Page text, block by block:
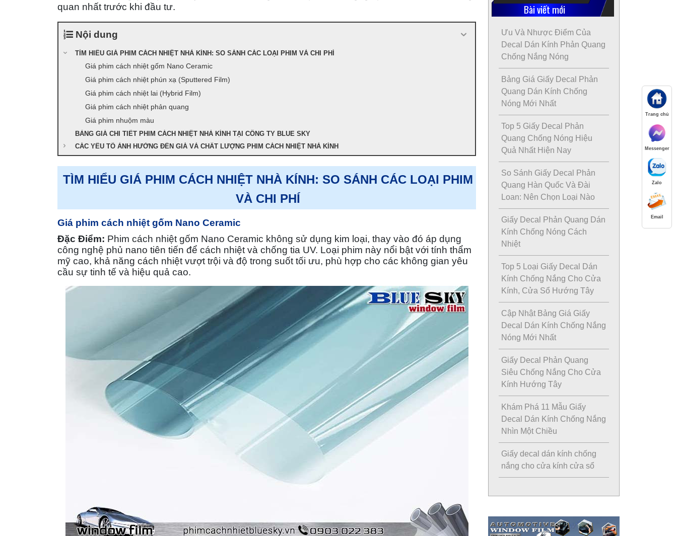
quan nhất trước khi đầu tư.
Nội dung
TÌM HIỂU GIÁ PHIM CÁCH NHIỆT NHÀ KÍNH: SO SÁNH CÁC LOẠI PHIM VÀ CHI PHÍ
Giá phim cách nhiệt gốm Nano Ceramic
Giá phim cách nhiệt phún xạ (Sputtered Film)
Giá phim cách nhiệt lai (Hybrid Film)
Giá phim cách nhiệt phản quang
Giá phim nhuộm màu
BẢNG GIÁ CHI TIẾT PHIM CÁCH NHIỆT NHÀ KÍNH TẠI CÔNG TY BLUE SKY
CÁC YẾU TỐ ẢNH HƯỞNG ĐẾN GIÁ VÀ CHẤT LƯỢNG PHIM CÁCH NHIỆT NHÀ KÍNH
TÌM HIỂU GIÁ PHIM CÁCH NHIỆT NHÀ KÍNH: SO SÁNH CÁC LOẠI PHIM
VÀ CHI PHÍ
Giá phim cách nhiệt gốm Nano Ceramic
Đặc Điểm: Phim cách nhiệt gốm Nano Ceramic không sử dụng kim loại, thay vào đó áp dụng
công nghệ phủ nano tiên tiến để cách nhiệt và chống tia UV. Loại phim này nổi bật với tính thẩm
mỹ cao, khả năng cách nhiệt vượt trội và độ trong suốt tối ưu, phù hợp cho các không gian yêu
cầu sự tinh tế và hiệu quả cao.
Bài viết mới
Ưu Và Nhược Điểm Của
Decal Dán Kính Phản Quang
Chống Nắng Nóng
Bảng Giá Giấy Decal Phản
Quang Dán Kính Chống
Nóng Mới Nhất
Top 5 Giấy Decal Phản
Quang Chống Nóng Hiệu
Quả Nhất Hiện Nay
So Sánh Giấy Decal Phản
Quang Hàn Quốc Và Đài
Loan: Nên Chọn Loại Nào
Giấy Decal Phản Quang Dán
Kính Chống Nóng Cách
Nhiệt
Top 5 Loại Giấy Decal Dán
Kính Chống Nắng Cho Cửa
Kính, Cửa Sổ Hướng Tây
Cập Nhật Bảng Giá Giấy
Decal Dán Kính Chống Nắng
Nóng Mới Nhất
Giấy Decal Phản Quang
Siêu Chống Nắng Cho Cửa
Kính Hướng Tây
Khám Phá 11 Mẫu Giấy
Decal Dán Kính Chống Nắng
Nhìn Một Chiều
Giấy decal dán kính chống
nắng cho cửa kính cửa sổ
Trang chủ
Messenger
Zalo
Email